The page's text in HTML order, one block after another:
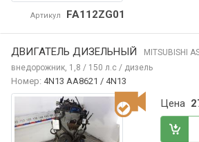
Артикул FA112ZG01
ДВИГАТЕЛЬ ДИЗЕЛЬНЫЙ MITSUBISHI
внедорожник, 1,8 / 150 л.с / дизель
Номер: 4N13 AA8621 / 4N13
Цена